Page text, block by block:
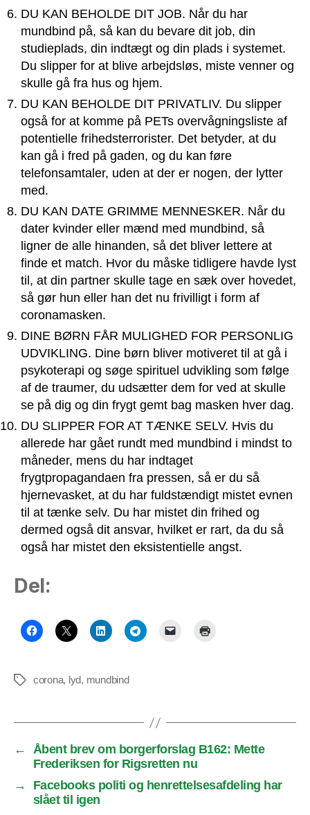
DU KAN BEHOLDE DIT JOB. Når du har
mundbind på, så kan du bevare dit job, din
studieplads, din indtægt og din plads i systemet.
Du slipper for at blive arbejdsløs, miste venner og
skulle gå fra hus og hjem.
DU KAN BEHOLDE DIT PRIVATLIV. Du slipper
også for at komme på PETs overvågningsliste af
potentielle frihedsterrorister. Det betyder, at du
kan gå i fred på gaden, og du kan føre
telefonsamtaler, uden at der er nogen, der lytter
med.
DU KAN DATE GRIMME MENNESKER. Når du
dater kvinder eller mænd med mundbind, så
ligner de alle hinanden, så det bliver lettere at
finde et match. Hvor du måske tidligere havde lyst
til, at din partner skulle tage en sæk over hovedet,
så gør hun eller han det nu frivilligt i form af
coronamasken.
DINE BØRN FÅR MULIGHED FOR PERSONLIG
UDVIKLING. Dine børn bliver motiveret til at gå i
psykoterapi og søge spirituel udvikling som følge
af de traumer, du udsætter dem for ved at skulle
se på dig og din frygt gemt bag masken hver dag.
DU SLIPPER FOR AT TÆNKE SELV. Hvis du
allerede har gået rundt med mundbind i mindst to
måneder, mens du har indtaget
frygtpropagandaen fra pressen, så er du så
hjernevasket, at du har fuldstændigt mistet evnen
til at tænke selv. Du har mistet din frihed og
dermed også dit ansvar, hvilket er rart, da du så
også har mistet den eksistentielle angst.
Del:
Tagscorona, lyd, mundbind
←
Åbent brev om borgerforslag B162: Mette
Frederiksen for Rigsretten nu
→
Facebooks politi og henrettelsesafdeling har
slået til igen